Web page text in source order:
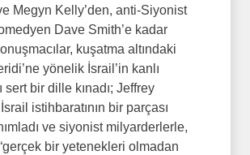
Megyn Kelly’den, anti-Siyonist
Dave Smith’e kadar
kuşatma altındaki
yönelik İsrail’in kanlı
sert bir dille kınadı; Jeffrey
İsrail istihbaratının bir parçası
ve siyonist milyarderlerle,
bir yetenekleri olmadan